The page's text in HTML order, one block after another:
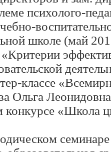
психолого-
школе (май
классе
Ольга
конкурсе «Школа